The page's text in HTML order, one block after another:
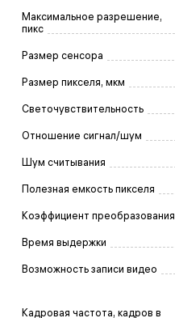
Максимальное разрешение,
пикс
Размер сенсора
Размер пикселя, мкм
Светочувствительность
Отношение сигнал/шум
Шум считывания
Полезная емкость пикселя
Коэффициент преобразования
Время выдержки
Возможность записи видео
Кадровая частота, кадров в